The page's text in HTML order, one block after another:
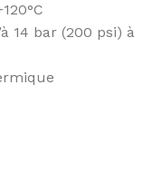
14 bar (200 psi) à